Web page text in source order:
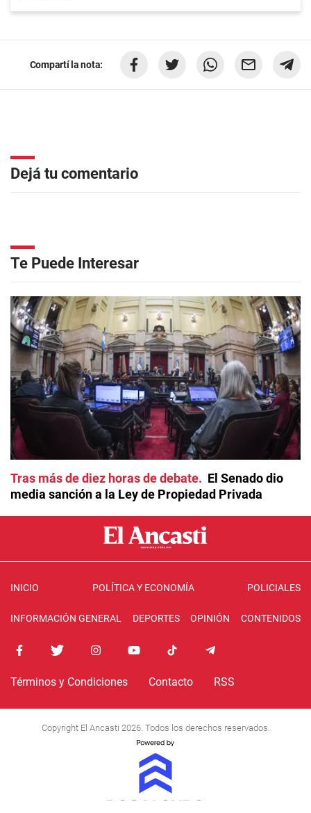
Compartí la nota:
Dejá tu comentario
Te Puede Interesar
Tras más de diez horas de debate
El Senado dio
media sanción a la Ley de Propiedad Privada
INICIO POLÍTICA Y ECONOMÍA POLICIALES
INFORMACIÓN GENERAL DEPORTES OPINIÓN CONTENIDOS
Términos y Condiciones Contacto RSS
Copyright El Ancasti 2026. Todos los derechos reservados.